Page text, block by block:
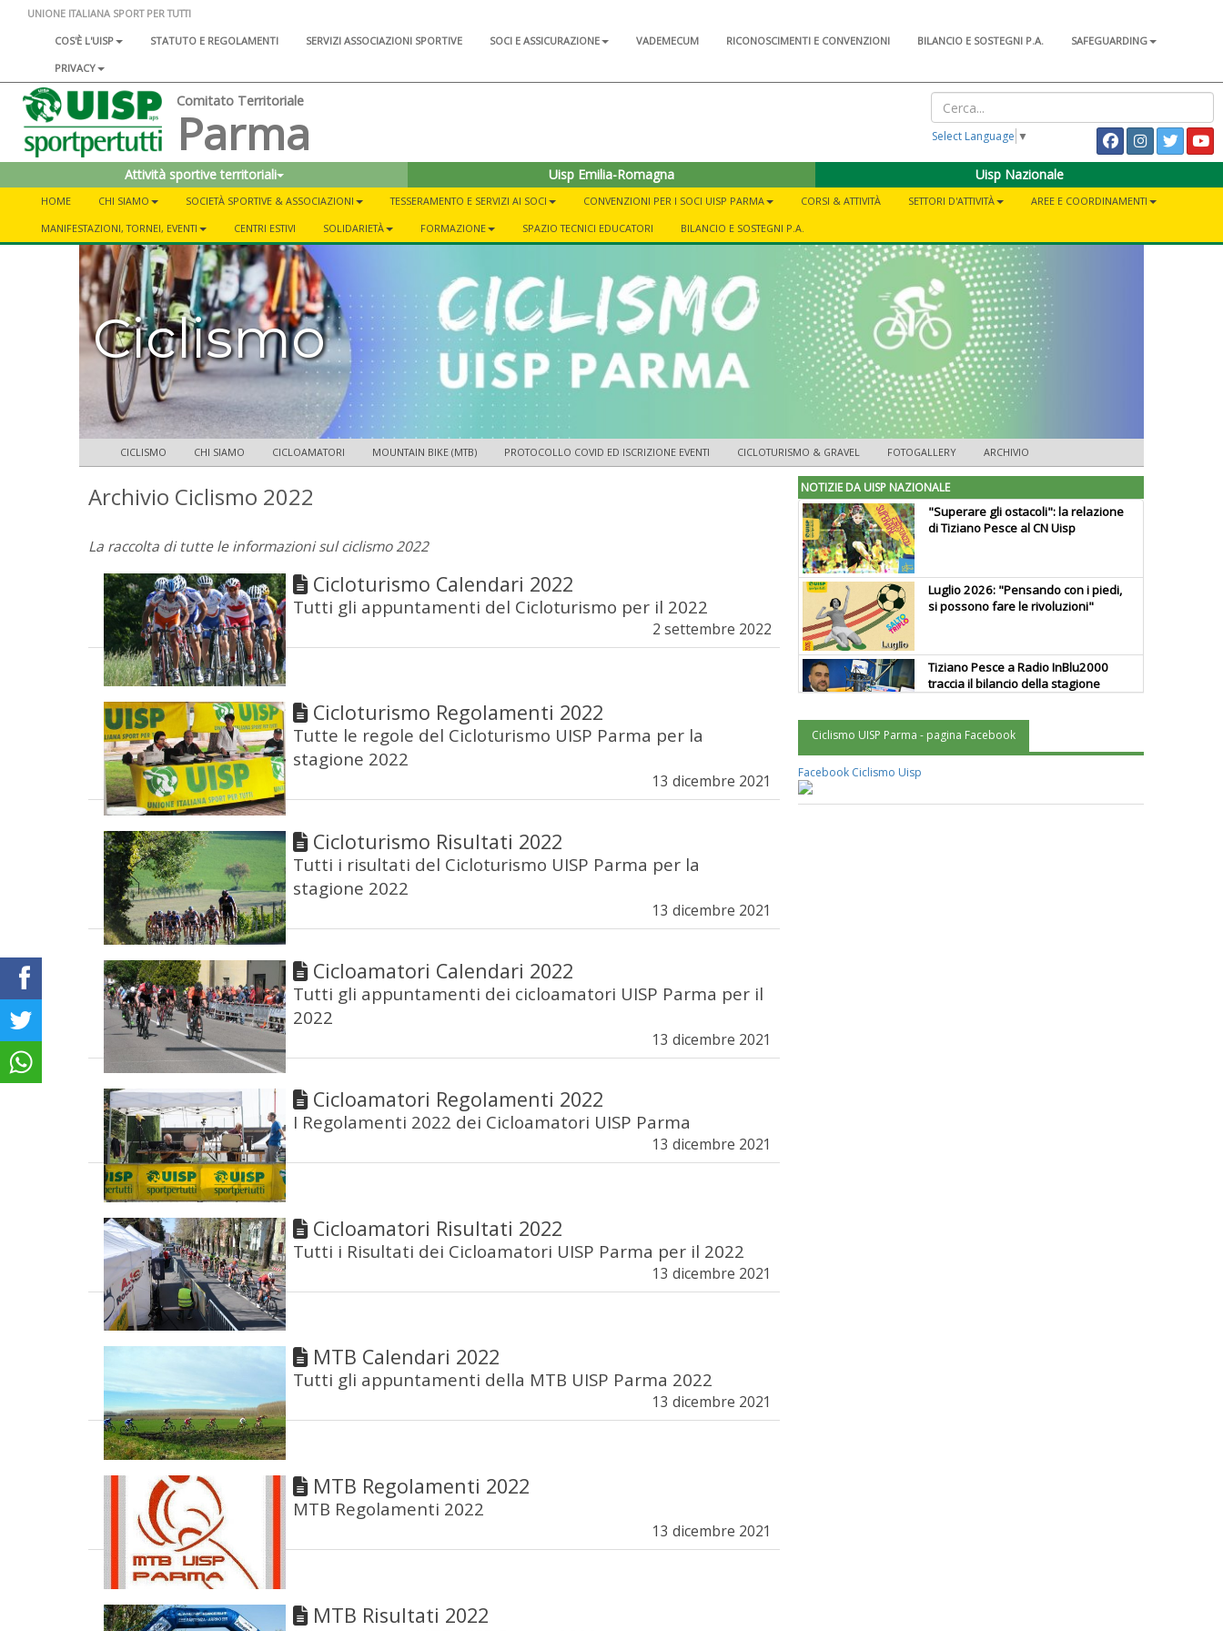
UNIONE ITALIANA SPORT PER TUTTI
COS'È L'UISP
STATUTO E REGOLAMENTI SERVIZI ASSOCIAZIONI SPORTIVE SOCI E ASSICURAZIONE VADEMECUM RICONOSCIMENTI E CONVENZIONI BILANCIO E SOSTEGNI P.A.
SAFEGUARDING
PRIVACY
Comitato Territoriale
Parma Select Language ▼
Attività sportive territoriali Uisp Emilia-Romagna Uisp Nazionale
HOME CHI SIAMO SOCIETÀ SPORTIVE & ASSOCIAZIONI TESSERAMENTO E SERVIZI AI SOCI CONVENZIONI PER I SOCI UISP PARMA CORSI & ATTIVITÀ SETTORI D'ATTIVITÀ
AREE E COORDINAMENTI
MANIFESTAZIONI, TORNEI, EVENTI
CENTRI ESTIVI SOLIDARIETÀ FORMAZIONE SPAZIO TECNICI EDUCATORI BILANCIO E SOSTEGNI P.A.
Ciclismo
CICLISMO CHI SIAMO CICLOAMATORI MOUNTAIN BIKE (MTB) PROTOCOLLO COVID ED ISCRIZIONE EVENTI CICLOTURISMO & GRAVEL FOTOGALLERY ARCHIVIO
Archivio Ciclismo 2022
La raccolta di tutte le informazioni sul ciclismo 2022
Cicloturismo Calendari 2022
Tutti gli appuntamenti del Cicloturismo per il 2022
2 settembre 2022
Cicloturismo Regolamenti 2022
Tutte le regole del Cicloturismo UISP Parma per la
stagione 2022
13 dicembre 2021
Cicloturismo Risultati 2022
Tutti i risultati del Cicloturismo UISP Parma per la
stagione 2022
13 dicembre 2021
Cicloamatori Calendari 2022
Tutti gli appuntamenti dei cicloamatori UISP Parma per il
2022
13 dicembre 2021
Cicloamatori Regolamenti 2022
I Regolamenti 2022 dei Cicloamatori UISP Parma
13 dicembre 2021
Cicloamatori Risultati 2022
Tutti i Risultati dei Cicloamatori UISP Parma per il 2022
13 dicembre 2021
MTB Calendari 2022
Tutti gli appuntamenti della MTB UISP Parma 2022
13 dicembre 2021
MTB Regolamenti 2022
MTB Regolamenti 2022
13 dicembre 2021
MTB Risultati 2022
NOTIZIE DA UISP NAZIONALE
"Superare gli ostacoli": la relazione
di Tiziano Pesce al CN Uisp
Luglio 2026: "Pensando con i piedi,
si possono fare le rivoluzioni"
Tiziano Pesce a Radio InBlu2000
traccia il bilancio della stagione
Ddl Lobby, Uisp: “Il Parlamento
Ciclismo UISP Parma - pagina Facebook
Facebook Ciclismo Uisp